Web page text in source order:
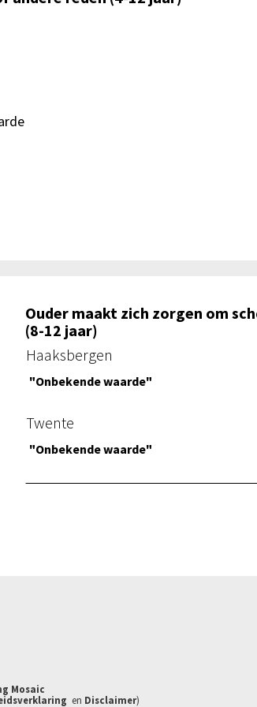
Ouder maakt zich zorgen om
(8-12 jaar)
Twente
Haaksbergen
"Onbekende waarde"
"Onbekende waarde"
Mosaic
en Disclaimer)